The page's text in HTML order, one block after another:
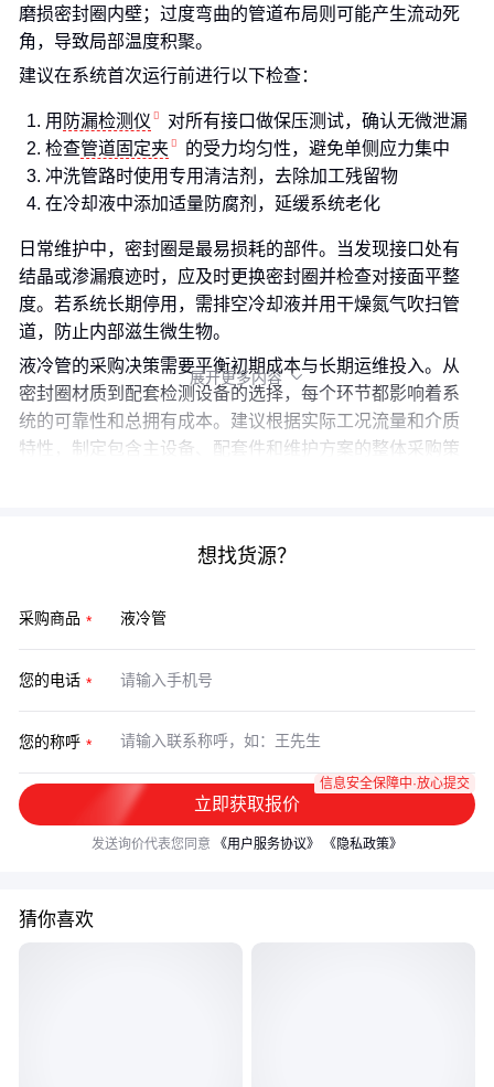
磨损密封圈内壁；过度弯曲的管道布局则可能产生流动死
角，导致局部温度积聚。
建议在系统首次运行前进行以下检查：
用 防漏检测仪
对所有接口做保压测试，确认无微泄漏
检查管道固定夹
的受力均匀性，避免单侧应力集中
冲洗管路时使用专用清洁剂，去除加工残留物
在冷却液中添加适量防腐剂，延缓系统老化
日常维护中，密封圈是最易损耗的部件。当发现接口处有
结晶或渗漏痕迹时，应及时更换密封圈并检查对接面平整
度。若系统长期停用，需排空冷却液并用干燥氮气吹扫管
道，防止内部滋生微生物。
液冷管的采购决策需要平衡初期成本与长期运维投入。从
密封圈材质到配套检测设备的选择，每个环节都影响着系
统的可靠性和总拥有成本。建议根据实际工况流量和介质
特性，制定包含主设备、配套件和维护方案的整体采购策
展开更多内容 
想找货源？
采购商品
您的电话
您的称呼
立即获取报价
信息安全保障中·放心提交
发送询价代表您同意 《用户服务协议》 《隐私政策》
猜你喜欢